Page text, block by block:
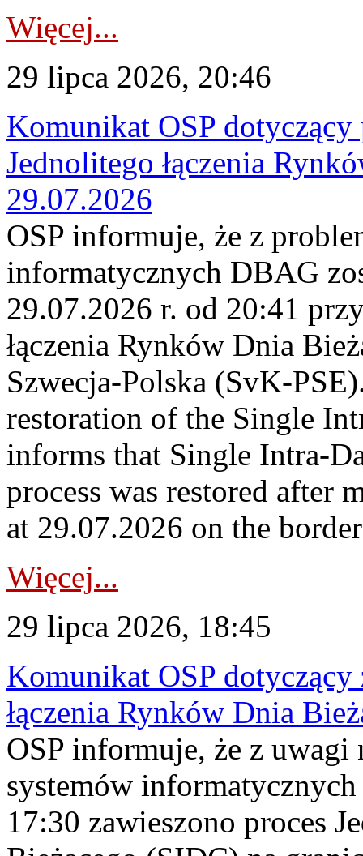
Więcej...
29 lipca 2026, 20:46
Komunikat OSP
Jednolitego łączenia
29.07.2026
OSP informuje, że z
informatycznych DBAG
29.07.2026 r. od 20:41
łączenia Rynków Dnia
Szwecja-Polska (SvK-
restoration of the Single
informs that Single Intra-
process was restored after
at 29.07.2026 on the
Więcej...
29 lipca 2026, 18:45
Komunikat OSP dotyczący
łączenia Rynków Dnia
OSP informuje, że z uwagi
systemów
17:30 zawieszono proces